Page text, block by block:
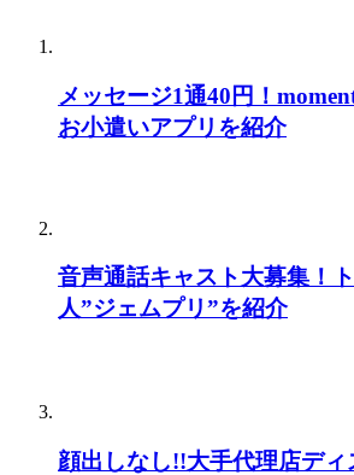
メッセージ1通40円！
お小遣いアプリを紹介
音声通話キャスト大募集！
人”ジェムプリ”を紹介
顔出しなし!!大手代理店デ